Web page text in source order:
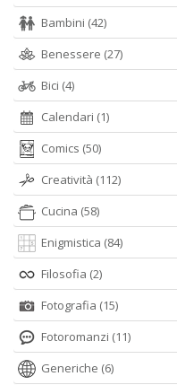
Bambini (42)
Benessere (27)
Bici (4)
Calendari (1)
Comics (50)
Creatività (112)
Cucina (58)
Enigmistica (84)
Filosofia (2)
Fotografia (15)
Fotoromanzi (11)
Generiche (6)